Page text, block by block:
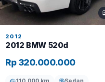
2012
2012 BMW 520d
Rp 320.000.000